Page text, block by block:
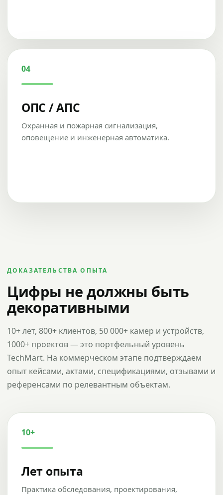
04
ОПС / АПС
Охранная и пожарная сигнализация,
оповещение и инженерная автоматика.
ДОКАЗАТЕЛЬСТВА ОПЫТА
Цифры не должны быть
декоративными
10+ лет, 800+ клиентов, 50 000+ камер и устройств,
1000+ проектов — это портфельный уровень
TechMart. На коммерческом этапе подтверждаем
опыт кейсами, актами, спецификациями, отзывами и
референсами по релевантным объектам.
10+
Лет опыта
Практика обследования, проектирования,